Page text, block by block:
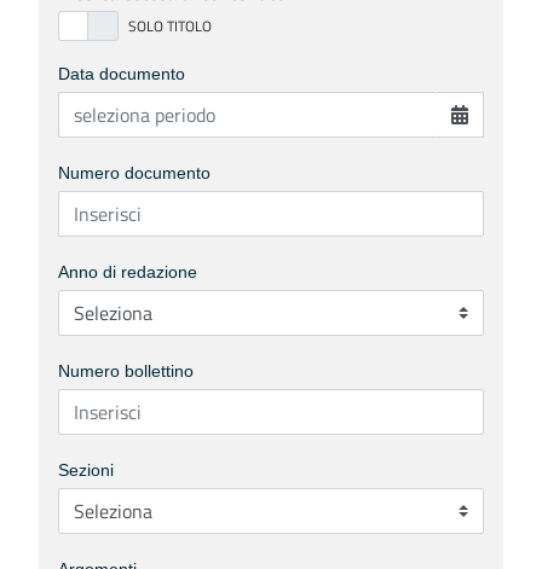
Data documento
Numero documento
Anno di redazione
Numero bollettino
Sezioni